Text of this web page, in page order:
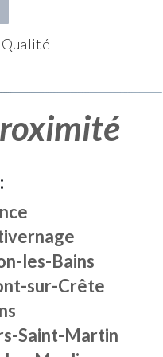
Qualité
les-Bains
sur-Crête
Saint-Martin